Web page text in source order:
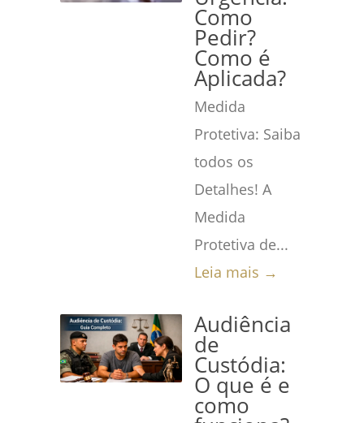
Como
Pedir?
Como é
Aplicada?
Medida
Protetiva: Saiba
todos os
Detalhes! A
Medida
Protetiva de...
Leia mais →
Audiência
de
Custódia:
O que é e
como